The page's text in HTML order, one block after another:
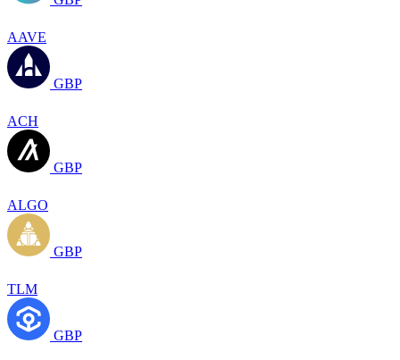
AAVE
GBP
ACH
GBP
ALGO
GBP
TLM
GBP